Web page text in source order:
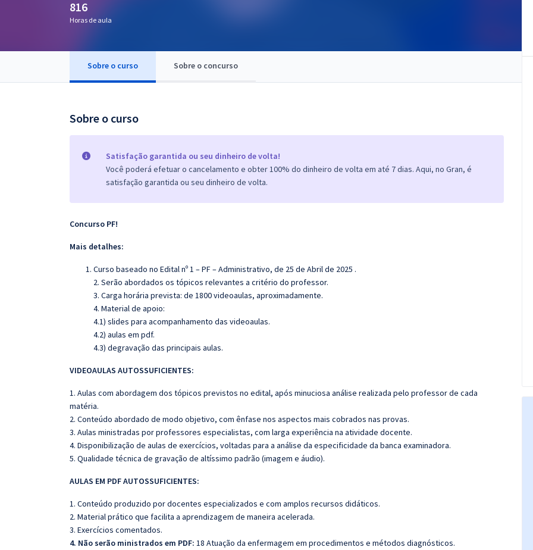
Questões grátis
816
Horas de aula
Sobre o curso Sobre o concurso
Sobre o curso
Satisfação garantida ou seu dinheiro de volta!
Você poderá efetuar o cancelamento e obter 100% do dinheiro de volta em até 7 dias. Aqui, no Gran, é
satisfação garantida ou seu dinheiro de volta.
Concurso PF!
Mais detalhes:
Curso baseado no Edital nº 1 – PF – Administrativo, de 25 de Abril de 2025 .
2. Serão abordados os tópicos relevantes a critério do professor.
3. Carga horária prevista: de 1800 videoaulas, aproximadamente.
4. Material de apoio:
4.1) slides para acompanhamento das videoaulas.
4.2) aulas em pdf.
4.3) degravação das principais aulas.
VIDEOAULAS AUTOSSUFICIENTES:
1. Aulas com abordagem dos tópicos previstos no edital, após minuciosa análise realizada pelo professor de cada
matéria.
2. Conteúdo abordado de modo objetivo, com ênfase nos aspectos mais cobrados nas provas.
3. Aulas ministradas por professores especialistas, com larga experiência na atividade docente.
4. Disponibilização de aulas de exercícios, voltadas para a análise da especificidade da banca examinadora.
5. Qualidade técnica de gravação de altíssimo padrão (imagem e áudio).
AULAS EM PDF AUTOSSUFICIENTES:
1. Conteúdo produzido por docentes especializados e com amplos recursos didáticos.
2. Material prático que facilita a aprendizagem de maneira acelerada.
3. Exercícios comentados.
4. Não serão ministrados em PDF: 18 Atuação da enfermagem em procedimentos e métodos diagnósticos.